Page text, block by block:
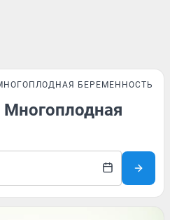
БЕРЕМЕННОСТЬ
Многоплодная